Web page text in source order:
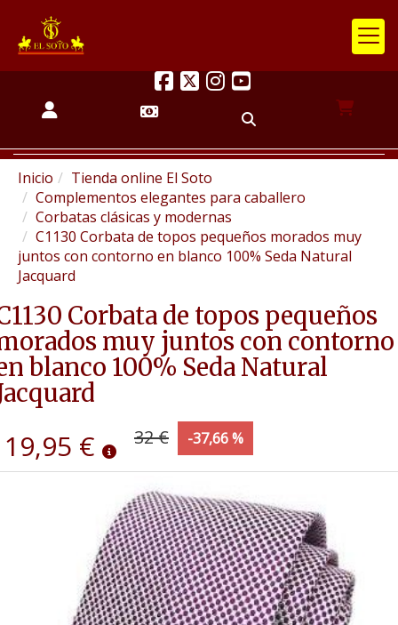
Inicio
Tienda online El Soto
Complementos elegantes para caballero
Corbatas clásicas y modernas
C1130 Corbata de topos pequeños morados muy
juntos con contorno en blanco 100% Seda Natural
Jacquard
Corbata de topos pequeños
muy juntos con contorno
blanco 100% Seda Natural
19,95 € 32 € -37,66 %